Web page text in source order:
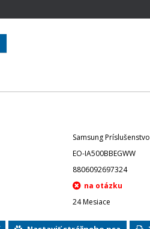
Samsung Príslušenstvo
EO-IA500BBEGWW
8806092697324
24 Mesiace